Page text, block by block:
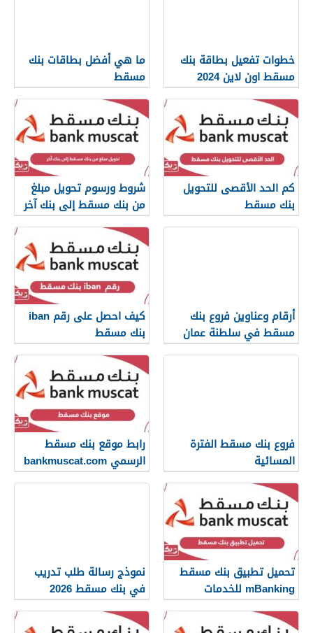
خطوات تفعيل بطاقة بنك
مسقط اون لاين 2024
ما هي أفضل بطاقات بنك
مسقط
كم الحد الأقصى للتحويل
بنك مسقط
شروط ورسوم تحويل مبلغ
من بنك مسقط إلى بنك آخر
أرقام وعناوين فروع بنك
مسقط في سلطنة عمان
كيف احصل على رقم iban
بنك مسقط
فروع بنك مسقط الفترة
المسائية
رابط موقع بنك مسقط
الرسمي bankmuscat.com
تحميل تطبيق بنك مسقط
mBanking للخدمات
المصرفية
نموذج رسالة طلب تدريب
في بنك مسقط 2026